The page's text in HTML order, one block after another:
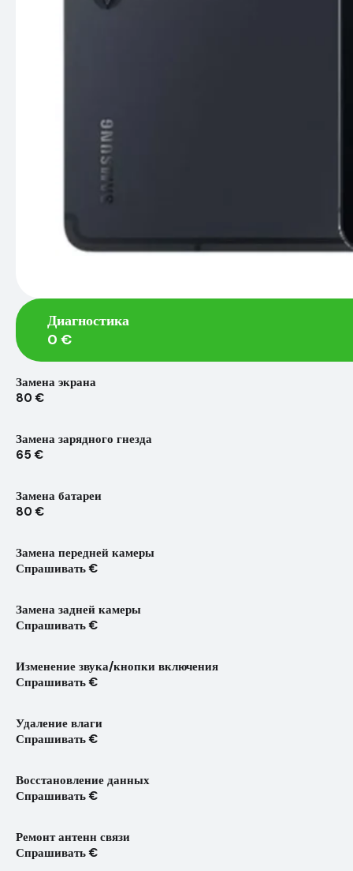
Диагностика
0 €
Замена экрана
80 €
Замена зарядного гнезда
65 €
Замена батареи
80 €
Замена передней камеры
Спрашивать €
Замена задней камеры
Спрашивать €
Изменение звука/кнопки включения
Спрашивать €
Удаление влаги
Спрашивать €
Восстановление данных
Спрашивать €
Ремонт антенн связи
Спрашивать €